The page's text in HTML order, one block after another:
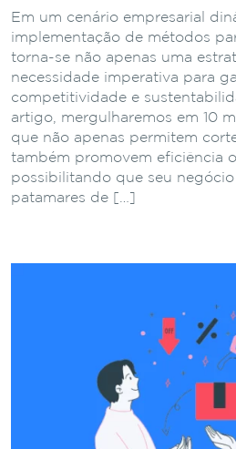
Em um cenário empresarial
implementação de métodos
torna-se não apenas uma
necessidade imperativa para
competitividade e
artigo, mergulharemos em 10
que não apenas permitem
também promovem eficiência
possibilitando que seu
patamares de […]